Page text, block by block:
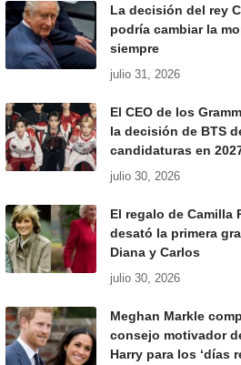
La decisión del rey
podría cambiar la
siempre
julio 31, 2026
El CEO de los
la decisión de BTS
candidaturas en
julio 30, 2026
El regalo de Camilla
desató la primera
Diana y Carlos
julio 30, 2026
Meghan Markle
consejo motivador
Harry para los ‘días